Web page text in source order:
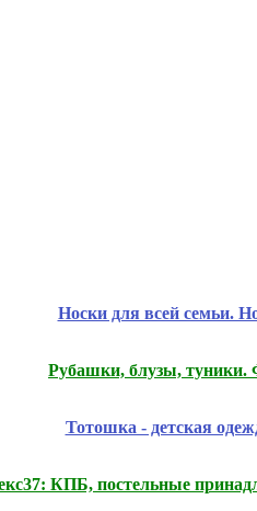
Носки для всей семьи.
Рубашки, блузы,
Тотошка - детская
КПБ, постельные